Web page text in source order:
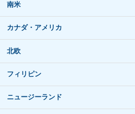
南米
カナダ・アメリカ
北欧
フィリピン
ニュージーランド